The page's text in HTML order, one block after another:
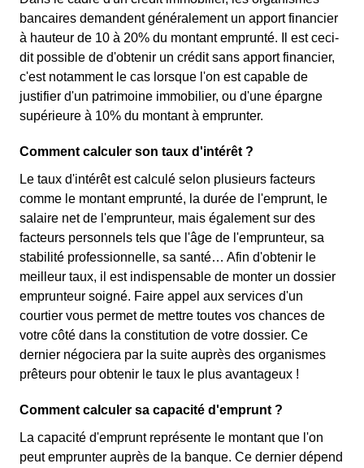
bancaires demandent généralement un apport financier
à hauteur de 10 à 20% du montant emprunté. Il est ceci-
dit possible de d'obtenir un crédit sans apport financier,
c'est notamment le cas lorsque l'on est capable de
justifier d'un patrimoine immobilier, ou d'une épargne
supérieure à 10% du montant à emprunter.
Comment calculer son taux d'intérêt ?
Le taux d'intérêt est calculé selon plusieurs facteurs
comme le montant emprunté, la durée de l'emprunt, le
salaire net de l'emprunteur, mais également sur des
facteurs personnels tels que l'âge de l'emprunteur, sa
stabilité professionnelle, sa santé… Afin d'obtenir le
meilleur taux, il est indispensable de monter un dossier
emprunteur soigné. Faire appel aux services d'un
courtier vous permet de mettre toutes vos chances de
votre côté dans la constitution de votre dossier. Ce
dernier négociera par la suite auprès des organismes
prêteurs pour obtenir le taux le plus avantageux !
Comment calculer sa capacité d'emprunt ?
La capacité d'emprunt représente le montant que l'on
peut emprunter auprès de la banque. Ce dernier dépend